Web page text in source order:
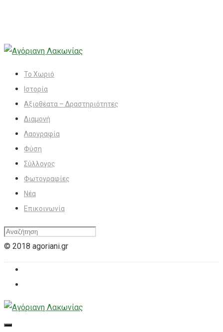
Το Χωριό
Ιστορία
Αξιοθέατα – Δραστηριότητες
Διαμονή
Λαογραφία
Φύση
Σύλλογος
Φωτογραφίες
Νέα
Επικοινωνία
© 2018 agoriani.gr